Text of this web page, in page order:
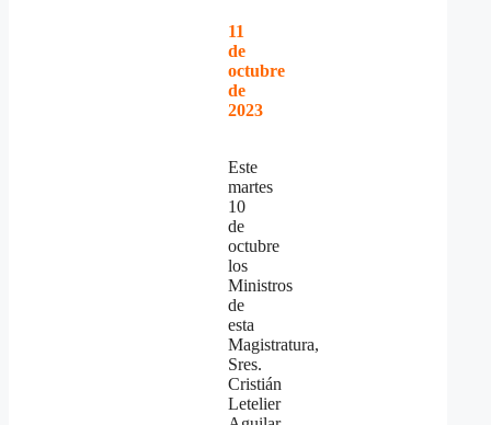
11
de
octubre
de
2023
Este
martes
10
de
octubre
los
Ministros
de
esta
Magistratura,
Sres.
Cristián
Letelier